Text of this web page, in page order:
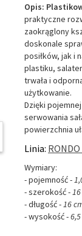
Opis:
praktyczne
zaokrąglony
doskonale
posiłków, jak i
plastiku,
trwała i
użytkowanie.
Dzięki
serwowania
powierzchnia
Linia: RONDO
Wymiary:
- pojemność -
- szerokość -
- długość - 16
- wysokość -
W ostatnich 7